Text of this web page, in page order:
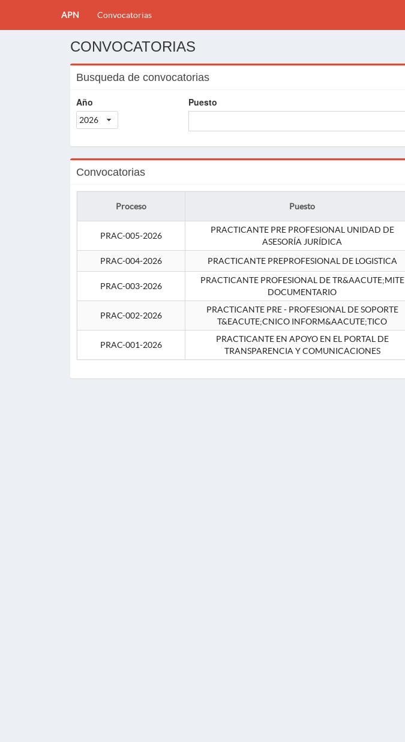
APN Convocatorias
CONVOCATORIAS
Busqueda de convocatorias
Año
2026
Puesto
Convocatorias
Proceso Puesto
PRAC-005-2026
PRACTICANTE PRE PROFESIONAL UNIDAD DE
ASESORÍA JURÍDICA
PRAC-004-2026 PRACTICANTE PREPROFESIONAL DE LOGISTICA
PRAC-003-2026
PRACTICANTE PROFESIONAL DE TR&AACUTE;MITE
DOCUMENTARIO
PRAC-002-2026
PRACTICANTE PRE - PROFESIONAL DE SOPORTE
T&EACUTE;CNICO INFORM&AACUTE;TICO
PRAC-001-2026
PRACTICANTE EN APOYO EN EL PORTAL DE
TRANSPARENCIA Y COMUNICACIONES